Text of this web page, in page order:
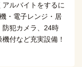
自転車
7分
自転車
7分
自転車
9分
(約2.1km)
自転車
10分
ルバイトをするに
・電子レンジ・居
防犯カメラ、24時
付など充実設備！